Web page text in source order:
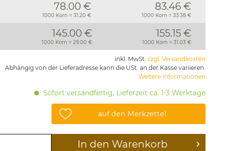
78.00 €
1000 Korn = 31.20 €
83.46 €
1000 Korn = 33.38 €
145.00 €
1000 Korn = 29.00 €
155.15 €
1000 Korn = 31.03 €
inkl. MwSt. zzgl. Versandkosten
Abhängig von der Lieferadresse kann die USt. an der Kasse variieren.
Weitere Informationen
Sofort versandfertig, Lieferzeit ca. 1-3 Werktage
auf den Merkzettel
In den Warenkorb